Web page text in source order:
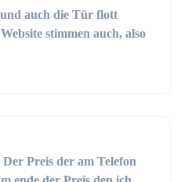
auch die Tür flott
stimmen auch, also
Preis der am Telefon